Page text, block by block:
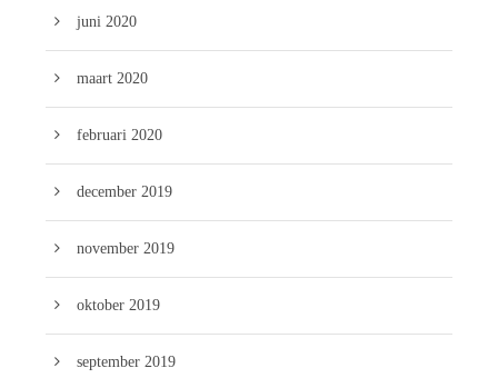
juni 2020
maart 2020
februari 2020
december 2019
november 2019
oktober 2019
september 2019